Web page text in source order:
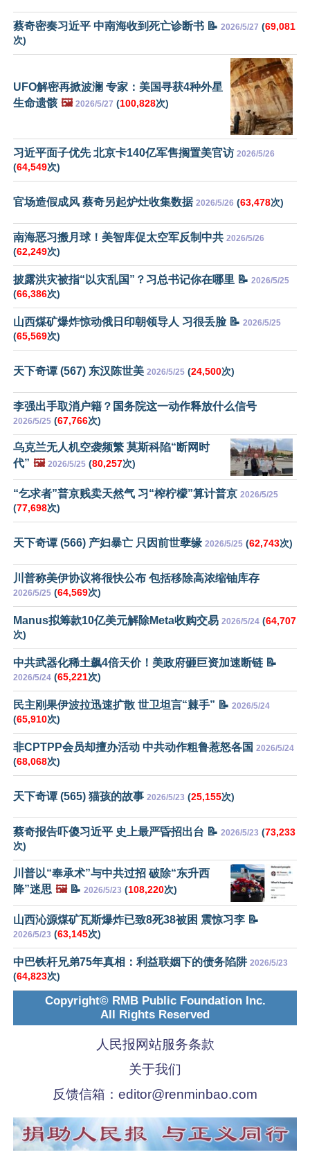
蔡奇密奏习近平 中南海收到死亡诊断书 📝 2026/5/27 (69,081
次)
UFO解密再掀波澜 专家：美国寻获4种外星
生命遗骸 🖼️ 2026/5/27 (100,828次)
习近平面子优先 北京卡140亿军售搁置美官访 2026/5/26
(64,549次)
官场造假成风 蔡奇另起炉灶收集数据 2026/5/26 (63,478次)
南海恶习搬月球！美智库促太空军反制中共 2026/5/26
(62,249次)
披露洪灾被指“以灾乱国”？习总书记你在哪里 📝 2026/5/25
(66,386次)
山西煤矿爆炸惊动俄日印朝领导人 习很丢脸 📝 2026/5/25
(65,569次)
天下奇谭 (567) 东汉陈世美 2026/5/25 (24,500次)
李强出手取消户籍？国务院这一动作释放什么信号
2026/5/25 (67,766次)
乌克兰无人机空袭频繁 莫斯科陷“断网时
代” 🖼️ 2026/5/25 (80,257次)
“乞求者”普京贱卖天然气 习“榨柠檬”算计普京 2026/5/25
(77,698次)
天下奇谭 (566) 产妇暴亡 只因前世孽缘 2026/5/25 (62,743次)
川普称美伊协议将很快公布 包括移除高浓缩铀库存
2026/5/25 (64,569次)
Manus拟筹款10亿美元解除Meta收购交易 2026/5/24 (64,707
次)
中共武器化稀土飙4倍天价！美政府砸巨资加速断链 📝
2026/5/24 (65,221次)
民主刚果伊波拉迅速扩散 世卫坦言“棘手” 📝 2026/5/24
(65,910次)
非CPTPP会员却擅办活动 中共动作粗鲁惹怒各国 2026/5/24
(68,068次)
天下奇谭 (565) 猫孩的故事 2026/5/23 (25,155次)
蔡奇报告吓傻习近平 史上最严昏招出台 📝 2026/5/23 (73,233
次)
川普以“奉承术”与中共过招 破除“东升西
降”迷思 🖼️📝 2026/5/23 (108,220次)
山西沁源煤矿瓦斯爆炸已致8死38被困 震惊习李 📝
2026/5/23 (63,145次)
中巴铁杆兄弟75年真相：利益联姻下的债务陷阱 2026/5/23
(64,823次)
Copyright© RMB Public Foundation Inc.
All Rights Reserved
人民报网站服务条款
关于我们
反馈信箱： editor@renminbao.com